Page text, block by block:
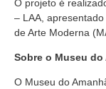
O projeto é
– LAA,
de Arte Moderna
Sobre o Museu do
O Museu do